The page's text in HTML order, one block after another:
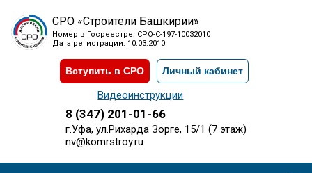
СРО «Строители Башкирии»
Номер в Госреестре: СРО-С-197-10032010
Дата регистрации: 10.03.2010
Вступить в СРО Личный кабинет
Видеоинструкции
8 (347) 201-01-66
г.Уфа, ул.Рихарда Зорге, 15/1 (7 этаж)
nv@komrstroy.ru